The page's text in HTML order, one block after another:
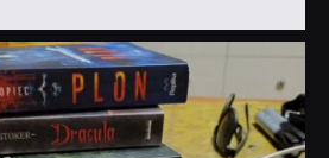
dobryhorror
Lip 31